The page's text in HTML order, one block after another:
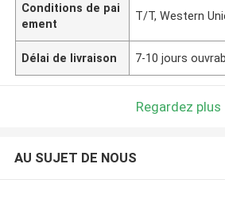
Conditions de pai
ement
T/T, Western
Délai de livraison 7-10 jours
Regardez plus
AU SUJET DE NOUS